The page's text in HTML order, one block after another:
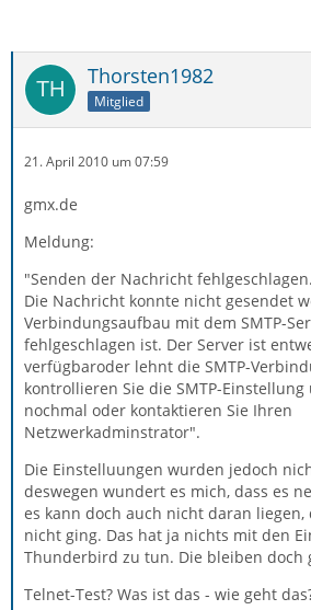
Thorsten1982
Mitglied
21. April 2010 um 07:59
gmx.de
Meldung:
"Senden der Nachricht fehlgeschlagen.
Die Nachricht konnte nicht gesendet
Verbindungsaufbau mit dem SMTP-
fehlgeschlagen ist. Der Server ist
verfügbaroder lehnt die SMTP-
kontrollieren Sie die SMTP-Einstellung
nochmal oder kontaktieren Sie Ihren
Netzwerkadminstrator".
Die Einstelluungen wurden jedoch
deswegen wundert es mich, dass es
es kann doch auch nicht daran liegen,
nicht ging. Das hat ja nichts mit den
Thunderbird zu tun. Die bleiben doch
Telnet-Test? Was ist das - wie geht